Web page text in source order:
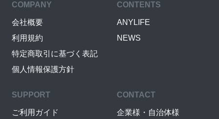
COMPANY
会社概要
利用規約
特定商取引に基づく表記
個人情報保護方針
CONTENTS
ANYLIFE
NEWS
SUPPORT
ご利用ガイド
CONTACT
企業様・自治体様